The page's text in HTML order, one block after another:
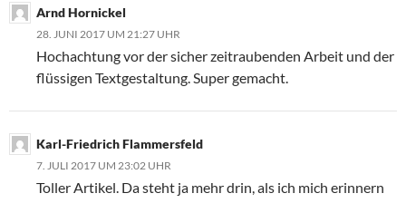
Arnd Hornickel
28. JUNI 2017 UM 21:27 UHR
Hochachtung vor der sicher zeitraubenden Arbeit und der
flüssigen Textgestaltung. Super gemacht.
Karl-Friedrich Flammersfeld
7. JULI 2017 UM 23:02 UHR
Toller Artikel. Da steht ja mehr drin, als ich mich erinnern